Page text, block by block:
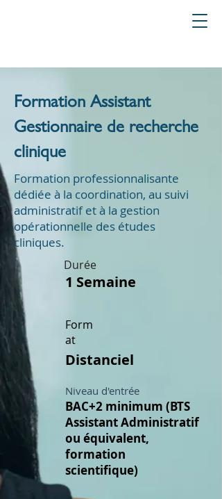
Formation Assistant
Gestionnaire de recherche
clinique
Formation professionnalisante
dédiée à la coordination, au suivi
administratif et à la gestion
opérationnelle des études
cliniques.
Durée
1 Semaine
Form
at
Distanciel
Niveau d'entrée
BAC+2 minimum (BTS
Assistant Administratif
ou équivalent,
formation
scientifique)